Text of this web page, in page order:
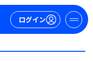
ログイン